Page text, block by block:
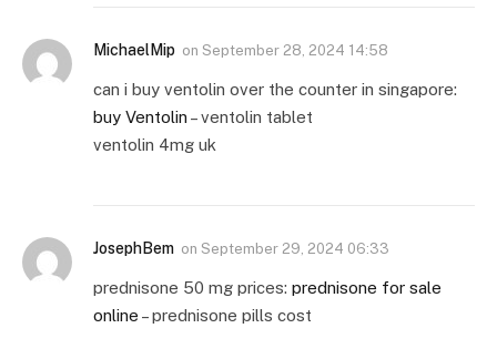
MichaelMip on September 28, 2024 14:58
can i buy ventolin over the counter in singapore:
buy Ventolin – ventolin tablet
ventolin 4mg uk
JosephBem on September 29, 2024 06:33
prednisone 50 mg prices: prednisone for sale
online – prednisone pills cost